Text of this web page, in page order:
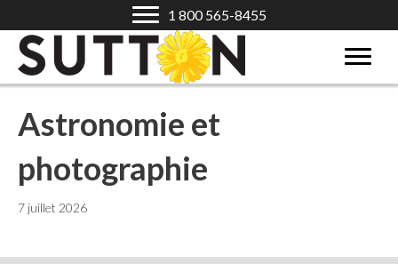
1 800 565-8455
Astronomie et
photographie
7 juillet 2026